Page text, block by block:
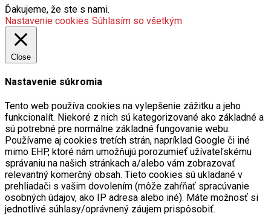
Ďakujeme, že ste s nami.
Nastavenie cookies Súhlasím so všetkým
Close
Nastavenie súkromia
Tento web používa cookies na vylepšenie zážitku a jeho
funkcionalít. Niekoré z nich sú kategorizované ako základné a
sú potrebné pre normálne základné fungovanie webu.
Používame aj cookies tretích strán, napríklad Google či iné
mimo EHP, ktoré nám umožňujú porozumieť užívateľskému
správaniu na našich stránkach a/alebo vám zobrazovať
relevantný komerčný obsah. Tieto cookies sú ukladané v
prehliadači s vašim dovolením (môže zahŕňať spracúvanie
osobných údajov, ako IP adresa alebo iné). Máte možnosť si
jednotlivé súhlasy/oprávnený záujem prispôsobiť.